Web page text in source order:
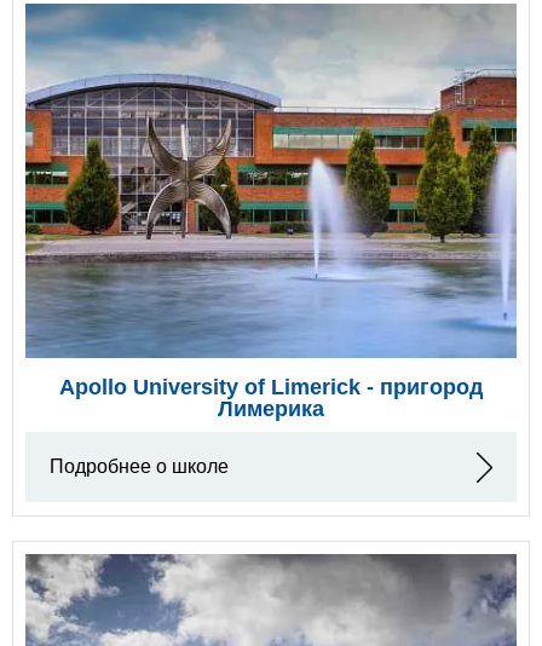
Apollo University of Limerick - пригород
Лимерика
Подробнее о школе